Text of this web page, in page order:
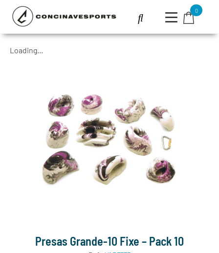
0
Loading...
Presas Grande-10 Fixe – Pack 10